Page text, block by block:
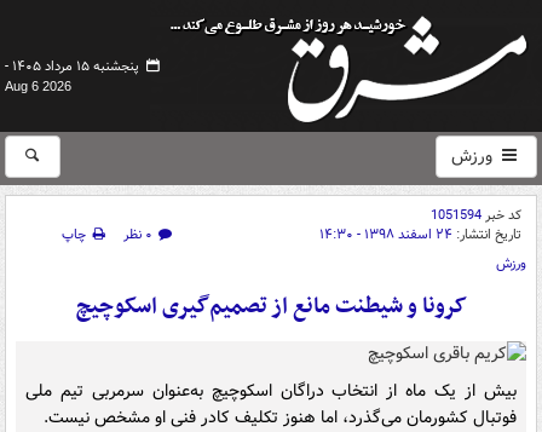
پنجشنبه ۱۵ مرداد ۱۴۰۵ -
Aug 6 2026
ورزش
کد خبر1051594
تاریخ انتشار: ۲۴ اسفند ۱۳۹۸ - ۱۴:۳۰ ۰ نظر
چاپ
ورزش
کرونا و شیطنت مانع از تصمیم‌گیری اسکوچیچ
بیش از یک ماه از انتخاب دراگان اسکوچیچ به‌عنوان سرمربی تیم ملی
فوتبال کشورمان می‌گذرد، اما هنوز تکلیف کادر فنی او مشخص نیست.